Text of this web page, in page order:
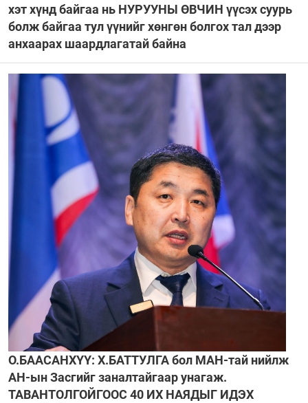
хэт хүнд байгаа нь НУРУУНЫ ӨВЧИН үүсэх суурь
болж байгаа тул үүнийг хөнгөн болгох тал дээр
анхаарах шаардлагатай байна
О.БААСАНХҮҮ: Х.БАТТУЛГА бол МАН-тай нийлж
АН-ын Засгийг заналтайгаар унагаж.
ТАВАНТОЛГОЙГООС 40 ИХ НАЯДЫГ ИДЭХ